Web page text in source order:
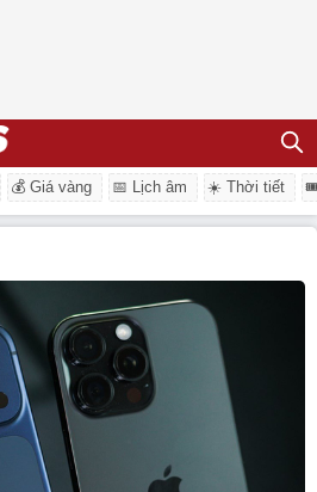
💰 Giá vàng 📅 Lịch âm ☀️ Thời tiết